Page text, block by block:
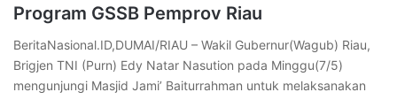
Program GSSB Pemprov Riau
BeritaNasional.ID,DUMAI/RIAU – Wakil Gubernur(Wagub) Riau,
Brigjen TNI (Purn) Edy Natar Nasution pada Minggu(7/5)
mengunjungi Masjid Jami’ Baiturrahman untuk melaksanakan